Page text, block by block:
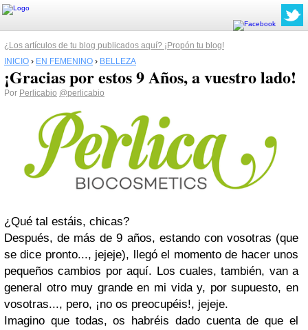
¿Los artículos de tu blog publicados aquí? ¡Propón tu blog!
INICIO › EN FEMENINO › BELLEZA
¡Gracias por estos 9 Años, a vuestro lado!
Por Perlicabio @perlicabio
¿Qué tal estáis, chicas?
Después, de más de 9 años, estando con vosotras (que
se dice pronto..., jejeje), llegó el momento de hacer unos
pequeños cambios por aquí. Los cuales, también, van a
general otro muy grande en mi vida y, por supuesto, en
vosotras..., pero, ¡no os preocupéis!, jejeje.
Imagino que todas, os habréis dado cuenta de que el